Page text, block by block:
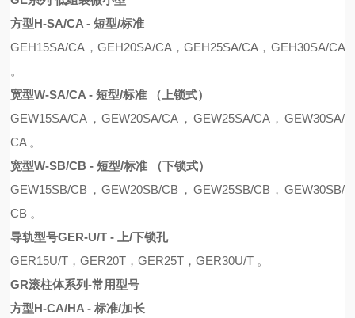
方型H-SA/CA - 短型/标准
GEH15SA/CA ， GEH20SA/CA，GEH25SA/CA ， GEH30SA/CA
。
宽型W-SA/CA - 短型/标准 （上锁式）
GEW15SA/CA ，GEW20SA/CA ， GEW25SA/CA， GEW30SA/
CA 。
宽型W-SB/CB - 短型/标准 （下锁式）
GEW15SB/CB ，GEW20SB/CB ， GEW25SB/CB ， GEW30SB/
CB 。
导轨型号GER-U/T - 上/下锁孔
GER15U/T，GER20T，GER25T，GER30U/T 。
GR滚柱体系列-常用型号
方型H-CA/HA - 标准/加长